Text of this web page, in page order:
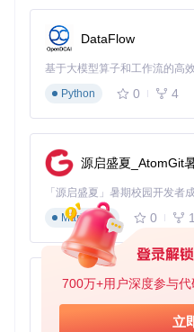
700万+用户深度参与
立
好友相关的互动记录，制作
操作步骤：
运行主程序：python
选择"完整备份"模式
场景应用 ：自媒体从业者小
说，了解不同时期的创作风
据，他使用数据透视表统计
容创作提供了数据支持。
关键功能点：
时间分布分析：了解自己
：分析不同
DataFlow
基于大模型算子和工作流的高
Python
0 4
源启盛夏_AtomGit
Markdown
0 1
py-xiaozhi